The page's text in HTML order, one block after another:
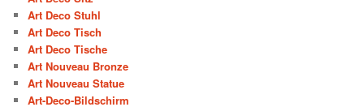
Art Deco Stuhl
Art Deco Tisch
Art Deco Tische
Art Nouveau Bronze
Art Nouveau Statue
Art-Deco-Bildschirm